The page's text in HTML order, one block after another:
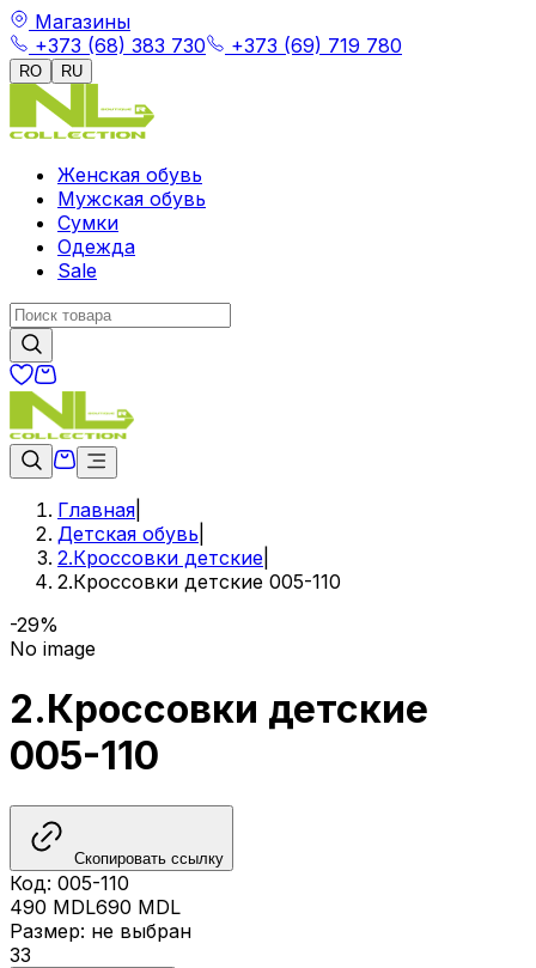
Магазины
+373 (68) 383 730
+373 (69) 719 780
RO RU
Женская обувь
Мужская обувь
Сумки
Одежда
Sale
Главная
Детская обувь
2.Кроссовки детские
2.Кроссовки детские 005-110
-29%
No image
2.Кроссовки детские
005-110
Скопировать ссылку
Код: 005-110
490 MDL690 MDL
Размер: не выбран
33